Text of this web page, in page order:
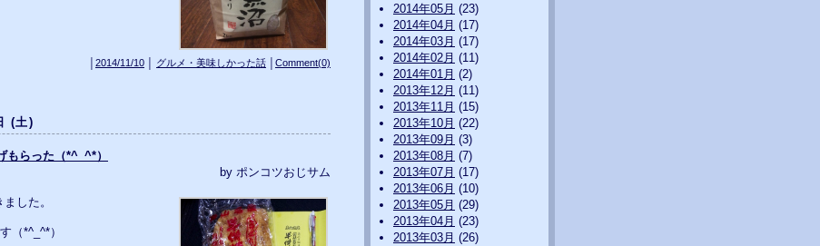
2014/11/10 グルメ・美味しかった話 Comment(0)
(土)
もらった（*^_^*）
by ポンコツおじサム
した。
（*^_^*）
2014年05月 (23)
2014年04月 (17)
2014年03月 (17)
2014年02月 (11)
2014年01月 (2)
2013年12月 (11)
2013年11月 (15)
2013年10月 (22)
2013年09月 (3)
2013年08月 (7)
2013年07月 (17)
2013年06月 (10)
2013年05月 (29)
2013年04月 (23)
2013年03月 (26)